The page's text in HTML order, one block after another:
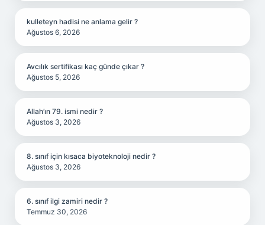
kulleteyn hadisi ne anlama gelir ?
Ağustos 6, 2026
Avcılık sertifikası kaç günde çıkar ?
Ağustos 5, 2026
Allah’ın 79. ismi nedir ?
Ağustos 3, 2026
8. sınıf için kısaca biyoteknoloji nedir ?
Ağustos 3, 2026
6. sınıf ilgi zamiri nedir ?
Temmuz 30, 2026